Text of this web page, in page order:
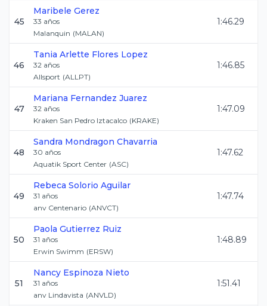
45
Maribele Gerez
33 años
Malanquin (MALAN)
1:46.29
46
Tania Arlette Flores Lopez
32 años
Allsport (ALLPT)
1:46.85
47
Mariana Fernandez Juarez
32 años
Kraken San Pedro Iztacalco (KRAKE)
1:47.09
48
Sandra Mondragon Chavarria
30 años
Aquatik Sport Center (ASC)
1:47.62
49
Rebeca Solorio Aguilar
31 años
anv Centenario (ANVCT)
1:47.74
50
Paola Gutierrez Ruiz
31 años
Erwin Swimm (ERSW)
1:48.89
51
Nancy Espinoza Nieto
31 años
anv Lindavista (ANVLD)
1:51.41